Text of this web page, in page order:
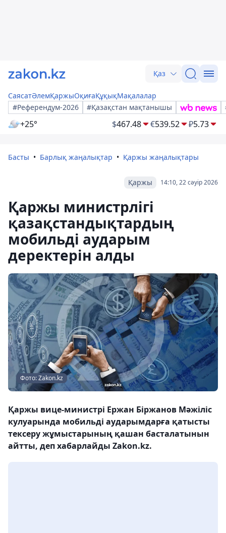
Қаз
СаясатӘлемҚаржыОқиғаҚұқықМақалалар
#Референдум-2026
#Қазақстан мақтанышы
+25° $467.48 €539.52 ₽5.73
Басты Барлық жаңалықтар Қаржы жаңалықтары
14:10, 22 сәуір 2026
Қаржы
Қаржы министрлігі
қазақстандықтардың
мобильді аударым
деректерін алды
Фото: Zakon.kz
Қаржы вице-министрі Ержан Біржанов Мәжіліс
кулуарында мобильді аударымдарға қатысты
тексеру жұмыстарының қашан басталатынын
айтты, деп хабарлайды Zakon.kz.